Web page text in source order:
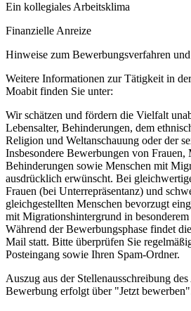
Ein kollegiales Arbeitsklima
Finanzielle Anreize
Hinweise zum Bewerbungsverfahren
Weitere Informationen zur Tätigkeit in
Moabit finden Sie unter:
Wir schätzen und fördern die Vielfalt
Lebensalter, Behinderungen, dem
Religion und Weltanschauung oder der
Insbesondere Bewerbungen von Frauen,
Behinderungen sowie Menschen mit
ausdrücklich erwünscht. Bei
Frauen (bei Unterrepräsentanz) und
gleichgestellten Menschen bevorzugt
mit Migrationshintergrund in
Während der Bewerbungsphase findet
Mail statt. Bitte überprüfen Sie
Posteingang sowie Ihren Spam-Ordner.
Auszug aus der Stellenausschreibung
Bewerbung erfolgt über "Jetzt